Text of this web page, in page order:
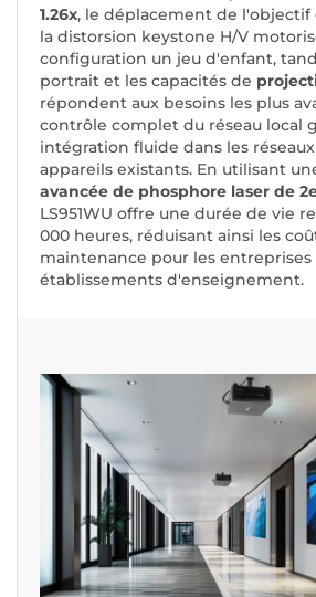
1.26x, le déplacement de l'objectif
la distorsion keystone H/V
configuration un jeu d'enfant,
portrait et les capacités de
répondent aux besoins les plus
contrôle complet du réseau local
intégration fluide dans les
appareils existants. En utilisant
avancée de phosphore laser de
LS951WU offre une durée de vie
000 heures, réduisant ainsi les
maintenance pour les entreprises
établissements d'enseignement.